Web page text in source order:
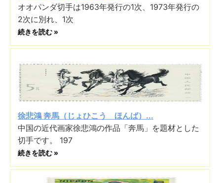
オオパンダ切手は1963年発行の1次、1973年発行の
2次に別れ、1次
続きを読む »
徐悲鴻 奔馬（じょひこう ほんば）...
中国の近代画家徐悲鴻の作品「奔馬」を題材とした
切手です。 197
続きを読む »